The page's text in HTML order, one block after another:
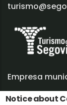
Notice about
Empresa
Trabaja con